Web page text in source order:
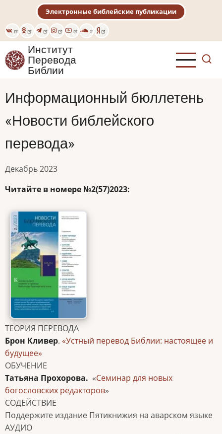
основному
содержанию
Электронные библейские публикации
Институт
Перевода
Библии
Информационный бюллетень
«Новости библейского
перевода»
Декабрь 2023
Читайте в номере №2(57)2023:
ТЕОРИЯ ПЕРЕВОДА
Брон Кливер. «Устный перевод Библии: настоящее и
будущее»
ОБУЧЕНИЕ
Татьяна Прохорова. «Семинар для новых
богословских редакторов»
СОДЕЙСТВИЕ
Поддержите издание Пятикнижия на аварском языке
АУДИО